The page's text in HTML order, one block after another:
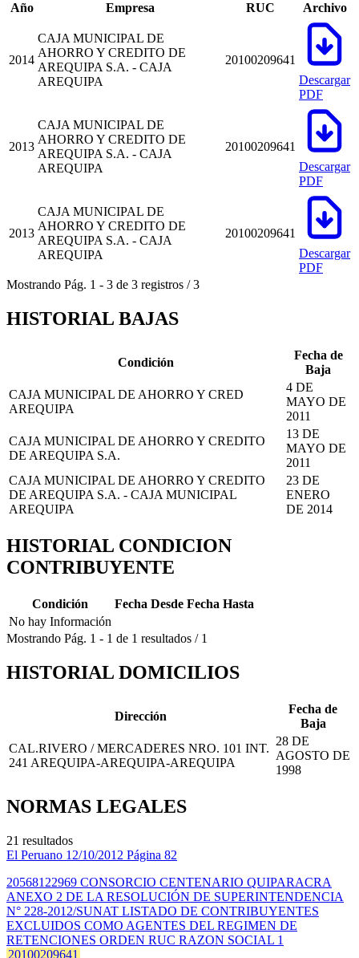
Año
Empresa RUC Archivo
2014
CAJA MUNICIPAL DE
AHORRO Y CREDITO DE
AREQUIPA S.A. - CAJA
AREQUIPA
20100209641
Descargar
PDF
2013
CAJA MUNICIPAL DE
AHORRO Y CREDITO DE
AREQUIPA S.A. - CAJA
AREQUIPA
20100209641
Descargar
PDF
2013
CAJA MUNICIPAL DE
AHORRO Y CREDITO DE
AREQUIPA S.A. - CAJA
AREQUIPA
20100209641
Descargar
PDF
Mostrando Pág. 1 - 3 de 3 registros /3
HISTORIAL BAJAS
Condición
Fecha de
Baja
CAJA MUNICIPAL DE AHORRO Y CRED
AREQUIPA
4 DE
MAYO DE
2011
CAJA MUNICIPAL DE AHORRO Y CREDITO
DE AREQUIPA S.A.
13 DE
MAYO DE
2011
CAJA MUNICIPAL DE AHORRO Y CREDITO
DE AREQUIPA S.A. - CAJA MUNICIPAL
AREQUIPA
23 DE
ENERO
DE 2014
HISTORIAL CONDICION
CONTRIBUYENTE
Condición Fecha Desde Fecha Hasta
No hay Información
Mostrando Pág. 1 - 1 de 1 resultados / 1
HISTORIAL DOMICILIOS
Dirección
Fecha de
Baja
CAL.RIVERO / MERCADERES NRO. 101 INT.
241 AREQUIPA-AREQUIPA-AREQUIPA
28 DE
AGOSTO DE
1998
NORMAS LEGALES
21 resultados
El Peruano 12/10/2012 Página 82
20568122969 CONSORCIO CENTENARIO QUIPARACRA
ANEXO 2 DE LA RESOLUCIÓN DE SUPERINTENDENCIA
N° 228-2012/SUNAT LISTADO DE CONTRIBUYENTES
EXCLUIDOS COMO AGENTES DEL REGIMEN DE
RETENCIONES ORDEN RUC RAZON SOCIAL 1
20100209641